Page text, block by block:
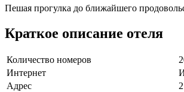
Пешая прогулка до ближайшего
Краткое описание отеля
Количество номеров
Интернет
Адрес